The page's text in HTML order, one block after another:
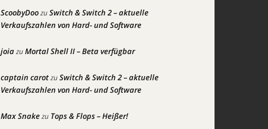
ScoobyDoozuSwitch & Switch 2 – aktuelle
Verkaufszahlen von Hard- und Software
joiazuMortal Shell II – Beta verfügbar
captain carotzuSwitch & Switch 2 – aktuelle
Verkaufszahlen von Hard- und Software
Max Snakezu Tops & Flops – Heißer!